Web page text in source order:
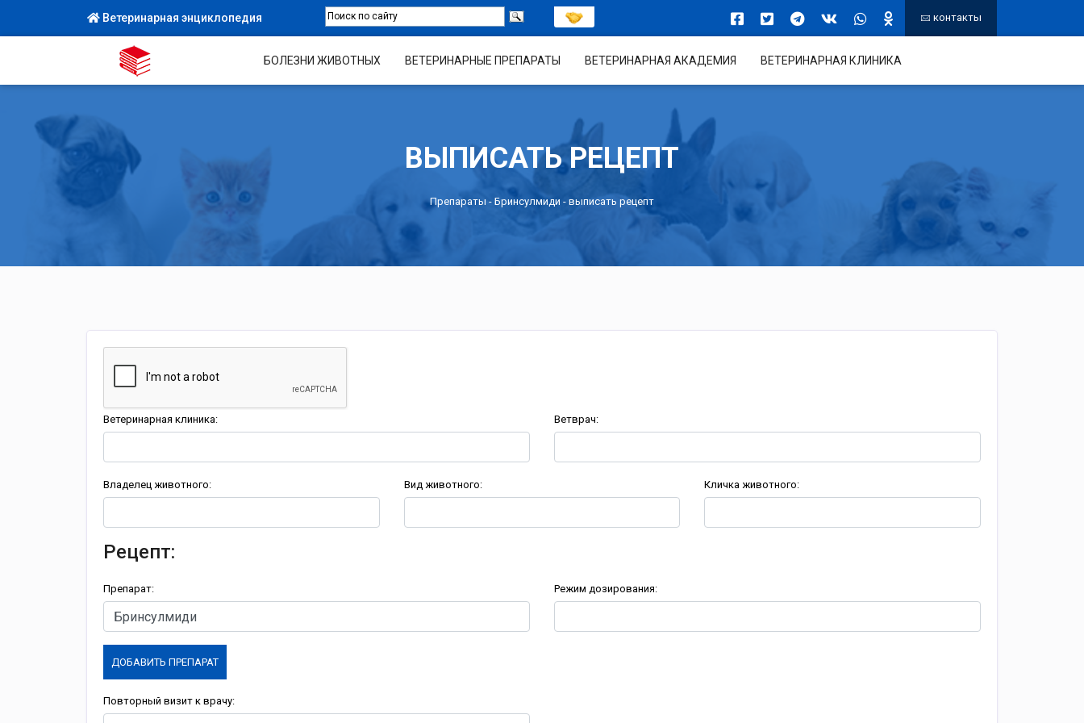
Ветеринарная энциклопедия контакты
БОЛЕЗНИ ЖИВОТНЫХ ВЕТЕРИНАРНЫЕ ПРЕПАРАТЫ ВЕТЕРИНАРНАЯ АКАДЕМИЯ ВЕТЕРИНАРНАЯ КЛИНИКА
ВЫПИСАТЬ РЕЦЕПТ
Препараты - Бринсулмиди - выписать рецепт
Ветеринарная клиника: Ветврач:
Владелец животного: Вид животного: Кличка животного:
Рецепт:
Препарат: Режим дозирования:
ДОБАВИТЬ ПРЕПАРАТ
Повторный визит к врачу: